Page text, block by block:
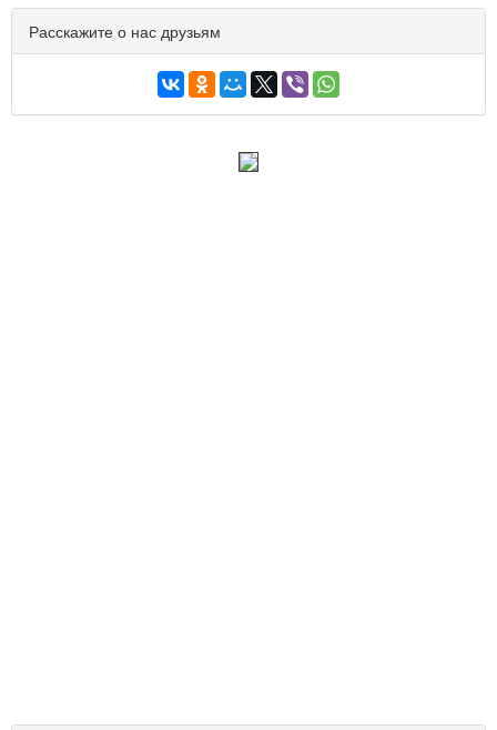
Расскажите о нас друзьям